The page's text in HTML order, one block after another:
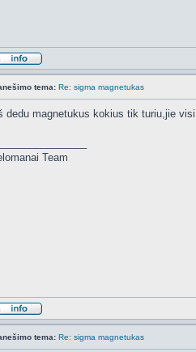
tema: Re: sigma magnetukas
dedu magnetukus kokius tik turiu,jie
Team
tema: Re: sigma magnetukas